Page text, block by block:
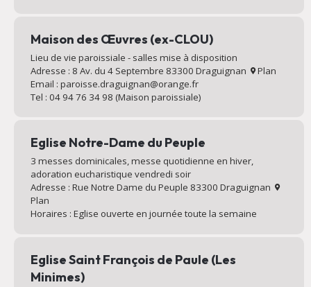
Maison des Œuvres (ex-CLOU)
Lieu de vie paroissiale - salles mise à disposition
Adresse : 8 Av. du 4 Septembre 83300 Draguignan
Plan
Email : paroisse.draguignan@orange.fr
Tel : 04 94 76 34 98 (Maison paroissiale)
Eglise Notre-Dame du Peuple
3 messes dominicales, messe quotidienne en hiver,
adoration eucharistique vendredi soir
Adresse : Rue Notre Dame du Peuple 83300 Draguignan
Plan
Horaires : Eglise ouverte en journée toute la semaine
Eglise Saint François de Paule (Les
Minimes)